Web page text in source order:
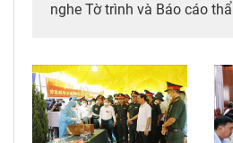
nghe Tờ trình và Báo cáo